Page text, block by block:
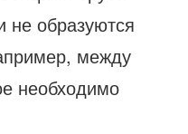
не образуются
между
необходимо